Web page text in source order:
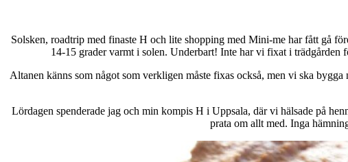
Solsken, roadtrip med finaste H och lite shopping med Mini-me har fått gå
14-15 grader varmt i solen. Underbart! Inte har vi fixat i
Altanen känns som något som verkligen måste fixas också, men vi ska
Lördagen spenderade jag och min kompis H i Uppsala, där vi hälsade på
prata om allt med. Inga